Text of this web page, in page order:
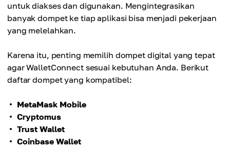
untuk diakses dan digunakan. Mengintegrasikan
banyak dompet ke tiap aplikasi bisa menjadi pekerjaan
yang melelahkan.
Karena itu, penting memilih dompet digital yang tepat
agar WalletConnect sesuai kebutuhan Anda. Berikut
daftar dompet yang kompatibel:
MetaMask Mobile
Cryptomus
Trust Wallet
Coinbase Wallet